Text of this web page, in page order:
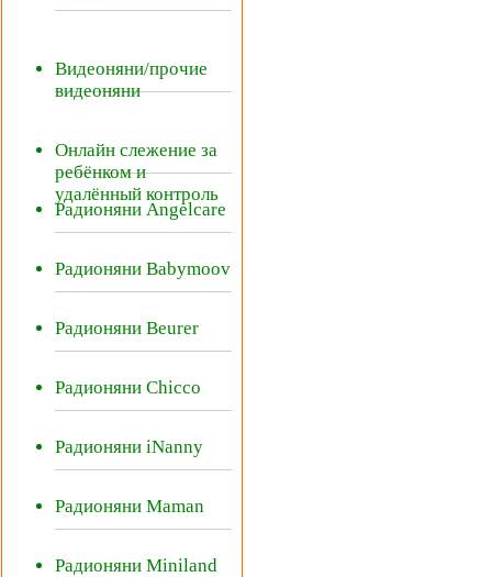
Видеоняни/прочие
видеоняни
Онлайн слежение за
ребёнком и
удалённый контроль
Радионяни Angelcare
Радионяни Babymoov
Радионяни Beurer
Радионяни Chicco
Радионяни iNanny
Радионяни Maman
Радионяни Miniland